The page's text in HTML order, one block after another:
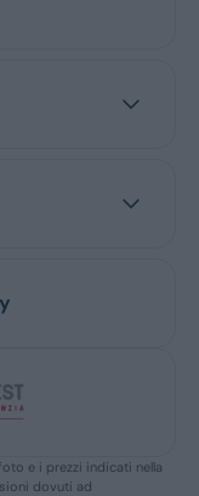
e i prezzi indicati nella
dovuti ad